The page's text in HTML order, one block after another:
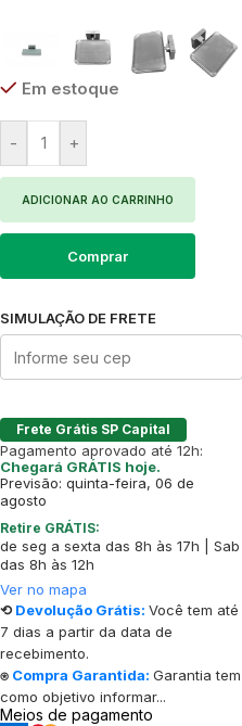
Em estoque
- +
ADICIONAR AO CARRINHO
Comprar
SIMULAÇÃO DE FRETE
Frete Grátis SP Capital
Pagamento aprovado até 12h:
Chegará GRÁTIS hoje.
Previsão: quinta-feira, 06 de
agosto
Retire GRÁTIS:
de seg a sexta das 8h às 17h | Sab
das 8h às 12h
Ver no mapa
⟲ Devolução Grátis: Você tem até
7 dias a partir da data de
recebimento.
⍟ Compra Garantida: Garantia tem
como objetivo informar...
Meios de pagamento